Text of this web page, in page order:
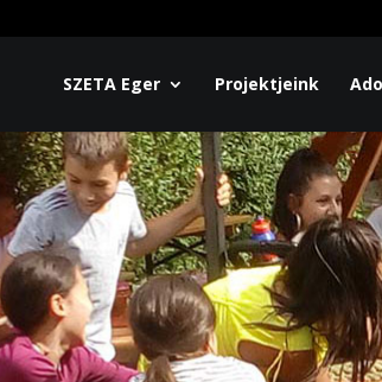
SZETA Eger Projektjeink